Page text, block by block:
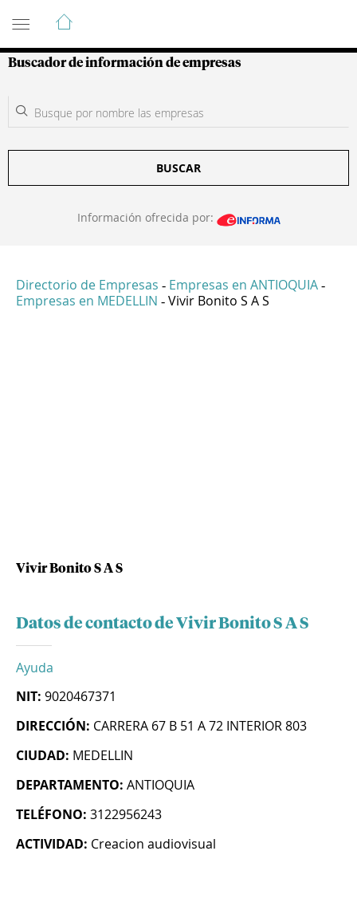
Guía de Empresas Colombianas
Buscador de información de empresas
BUSCAR
Información ofrecida por:
Directorio de Empresas - Empresas en ANTIOQUIA -
Empresas en MEDELLIN - Vivir Bonito S A S
Vivir Bonito S A S
Datos de contacto de Vivir Bonito S A S
Ayuda
NIT: 9020467371
DIRECCIÓN: CARRERA 67 B 51 A 72 INTERIOR 803
CIUDAD: MEDELLIN
DEPARTAMENTO: ANTIOQUIA
TELÉFONO: 3122956243
ACTIVIDAD: Creacion audiovisual